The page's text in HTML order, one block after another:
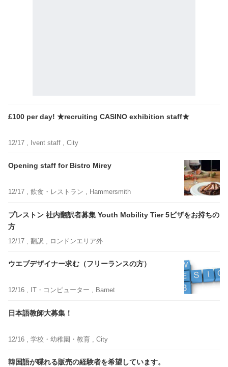
£100 per day! ★recruiting CASINO exhibition staff★
12/17 , Ivent staff , City
Opening staff for Bistro Mirey
12/17 , 飲食・レストラン , Hammersmith
プレストン 社内翻訳者募集 Youth Mobility Tier 5ビザをお持ちの
方
12/17 , 翻訳 , ロンドンエリア外
ウエブデザイナー求む（フリーランスの方）
12/16 , IT・コンピューター , Barnet
日本語教師大募集！
12/16 , 学校・幼稚園・教育 , City
韓国語が喋れる販売の経験者を希望しています。